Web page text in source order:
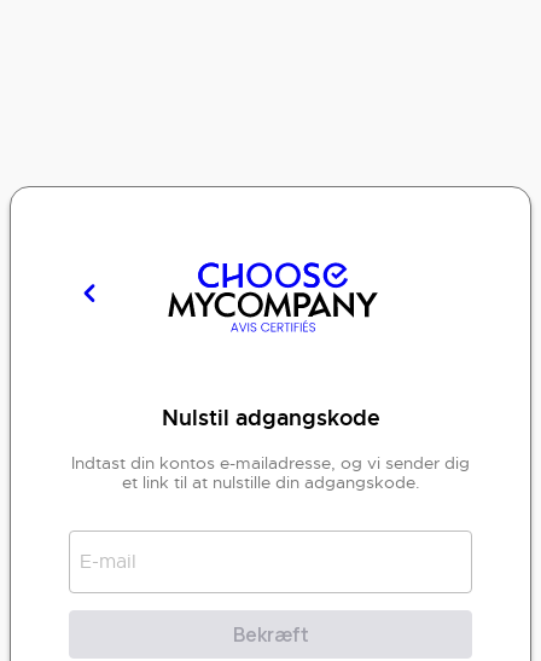
Nulstil adgangskode
Indtast din kontos e-mailadresse, og vi sender dig
et link til at nulstille din adgangskode.
Bekræft